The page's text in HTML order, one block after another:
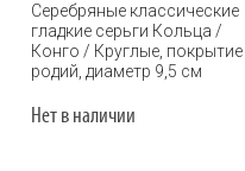
Серебряные классические
гладкие серьги Кольца /
Конго / Круглые, покрытие
родий, диаметр 9,5 см
Нет в наличии